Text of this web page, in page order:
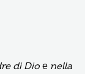
di Dio e nella